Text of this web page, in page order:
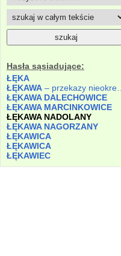
Hasła sąsiadujące:
ŁĘKA
ŁĘKAWA – przekazy nieokreślone.
ŁĘKAWA DALECHOWICE
ŁĘKAWA MARCINKOWICE
ŁĘKAWA NADOLANY
ŁĘKAWA NAGORZANY
ŁĘKAWICA
ŁĘKAWICA
ŁĘKAWIEC